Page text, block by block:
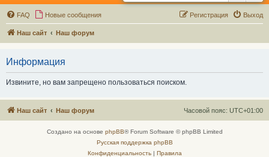
FAQ Новые сообщения Выход
Регистрация
Наш сайт Наш форум
Информация
Извините, но вам запрещено пользоваться поиском.
Наш сайт Наш форум Часовой пояс: UTC+01:00
Создано на основе phpBB® Forum Software © phpBB Limited
Русская поддержка phpBB
Конфиденциальность| Правила